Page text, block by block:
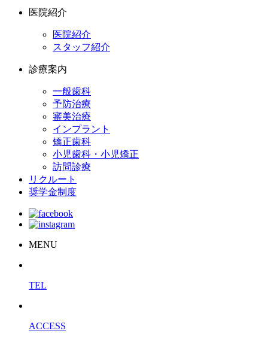
医院紹介
医院紹介
スタッフ紹介
診療案内
一般歯科
予防治療
審美治療
インプラント
矯正歯科
小児歯科・小児矯正
訪問診療
リクルート
奨学金制度
MENU
TEL
ACCESS